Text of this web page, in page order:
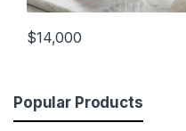
$14,000
Popular Products